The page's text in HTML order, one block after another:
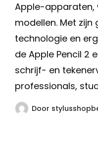
Apple-apparaten,
modellen. Met
technologie en
de Apple Pencil 2
schrijf- en
professionals,
Door